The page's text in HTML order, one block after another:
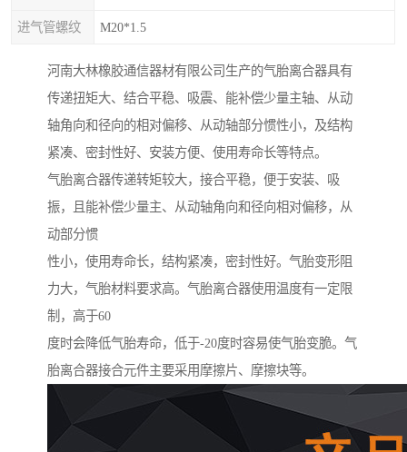
进气管螺纹 M20*1.5
河南大林橡胶通信器材有限公司生产的气胎离合器具有
传递扭矩大、结合平稳、吸震、能补偿少量主轴、从动
轴角向和径向的相对偏移、从动轴部分惯性小，及结构
紧凑、密封性好、安装方便、使用寿命长等特点。
气胎离合器传递转矩较大，接合平稳，便于安装、吸
振，且能补偿少量主、从动轴角向和径向相对偏移，从
动部分惯
性小，使用寿命长，结构紧凑，密封性好。气胎变形阻
力大，气胎材料要求高。气胎离合器使用温度有一定限
制，高于60
度时会降低气胎寿命，低于-20度时容易使气胎变脆。气
胎离合器接合元件主要采用摩擦片、摩擦块等。